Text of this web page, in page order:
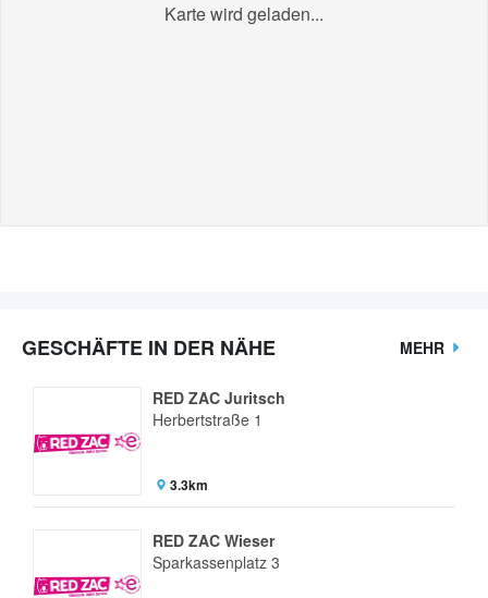
Karte wird geladen...
GESCHÄFTE IN DER NÄHE MEHR
RED ZAC Juritsch
Herbertstraße 1
3.3km
RED ZAC Wieser
Sparkassenplatz 3